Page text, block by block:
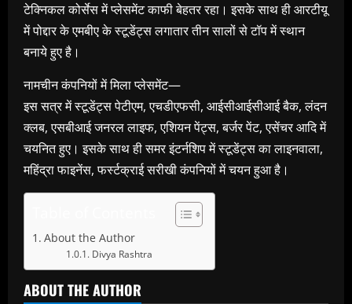
टेक्निकल कोर्सेस में प्लेसमेंट काफी बेहतर रहा। इसके साथ ही आरटीयू
में पोद्दार के एमबीए के स्टूडेंट्स लगातार तीन सालों से टॉप में स्थान
बनाये हुए है।
नामचीन कंपनियों में मिला प्लेसमेंट—
इस सत्र में स्टूडेंट्स पेटीएम, एचडीएफसी, आईसीआईसीआई बैक, लंदन
क्लब, एसबीआई जनरल लाइफ, एशियन पेंट्स, बर्जर पेंट, एसेंचर आदि में
चयनित हुए। इसके साथ ही समर इंटर्नशिप में स्टूडेंट्स का लाइनवाला,
महिंद्रा फाइनेंस, फर्स्टक्राई सरीखी कंपनियों में चयन हुआ है।
About the Author
Divya Rashtra
ABOUT THE AUTHOR